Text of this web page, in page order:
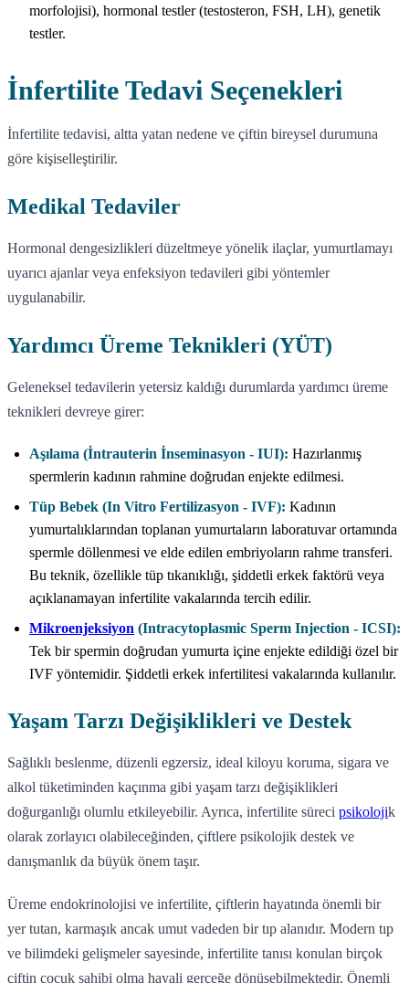
morfolojisi), hormonal testler (testosteron, FSH, LH), genetik
testler.
İnfertilite Tedavi Seçenekleri
İnfertilite tedavisi, altta yatan nedene ve çiftin bireysel durumuna
göre kişiselleştirilir.
Medikal Tedaviler
Hormonal dengesizlikleri düzeltmeye yönelik ilaçlar, yumurtlamayı
uyarıcı ajanlar veya enfeksiyon tedavileri gibi yöntemler
uygulanabilir.
Yardımcı Üreme Teknikleri (YÜT)
Geleneksel tedavilerin yetersiz kaldığı durumlarda yardımcı üreme
teknikleri devreye girer:
Aşılama (İntrauterin İnseminasyon - IUI): Hazırlanmış
spermlerin kadının rahmine doğrudan enjekte edilmesi.
Tüp Bebek (In Vitro Fertilizasyon - IVF): Kadının
yumurtalıklarından toplanan yumurtaların laboratuvar ortamında
spermle döllenmesi ve elde edilen embriyoların rahme transferi.
Bu teknik, özellikle tüp tıkanıklığı, şiddetli erkek faktörü veya
açıklanamayan infertilite vakalarında tercih edilir.
Mikroenjeksiyon (Intracytoplasmic Sperm Injection - ICSI):
Tek bir spermin doğrudan yumurta içine enjekte edildiği özel bir
IVF yöntemidir. Şiddetli erkek infertilitesi vakalarında kullanılır.
Yaşam Tarzı Değişiklikleri ve Destek
Sağlıklı beslenme, düzenli egzersiz, ideal kiloyu koruma, sigara ve
alkol tüketiminden kaçınma gibi yaşam tarzı değişiklikleri
doğurganlığı olumlu etkileyebilir. Ayrıca, infertilite süreci psikolojik
olarak zorlayıcı olabileceğinden, çiftlere psikolojik destek ve
danışmanlık da büyük önem taşır.
Üreme endokrinolojisi ve infertilite, çiftlerin hayatında önemli bir
yer tutan, karmaşık ancak umut vadeden bir tıp alanıdır. Modern tıp
ve bilimdeki gelişmeler sayesinde, infertilite tanısı konulan birçok
çiftin çocuk sahibi olma hayali gerçeğe dönüşebilmektedir. Önemli